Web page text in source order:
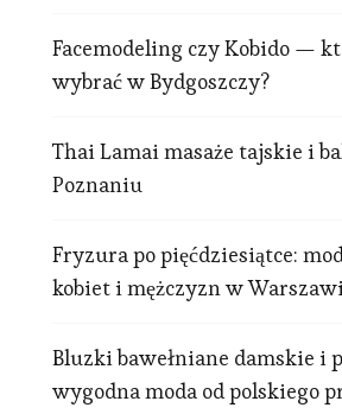
Facemodeling czy Kobido —
wybrać w Bydgoszczy?
Thai Lamai masaże tajskie i
Poznaniu
Fryzura po pięćdziesiątce:
kobiet i mężczyzn w
Bluzki bawełniane damskie i
wygodna moda od polskiego